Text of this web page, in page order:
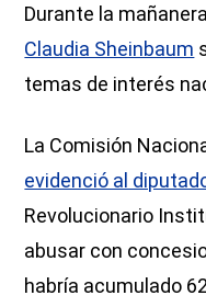
Durante la
Claudia Sheinbaum
temas de interés
La Comisión
evidenció al
Revolucionario
abusar con
habría acumulado